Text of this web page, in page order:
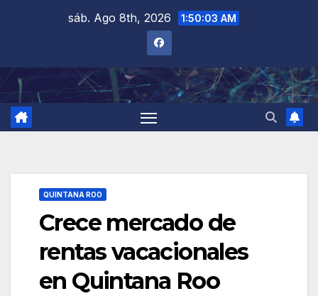
sáb. Ago 8th, 2026 1:50:04 AM
QUINTANA ROO
Crece mercado de
rentas vacacionales
en Quintana Roo